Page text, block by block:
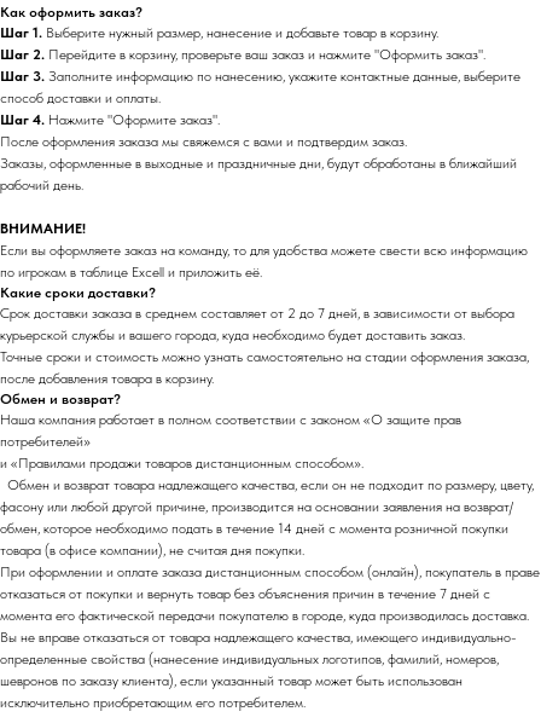
Как оформить заказ?
Шаг 1. Выберите нужный размер, нанесение и добавьте товар в корзину.
Шаг 2. Перейдите в корзину, проверьте ваш заказ и нажмите "Оформить заказ".
Шаг 3. Заполните информацию по нанесению, укажите контактные данные, выберите
способ доставки и оплаты.
Шаг 4. Нажмите "Оформите заказ".
После оформления заказа мы свяжемся с вами и подтвердим заказ.
Заказы, оформленные в выходные и праздничные дни, будут обработаны в ближайший
рабочий день.
ВНИМАНИЕ!
Если вы оформляете заказ на команду, то для удобства можете свести всю информацию
по игрокам в таблице Excell и приложить её.
Какие сроки доставки?
Срок доставки заказа в среднем составляет от 2 до 7 дней, в зависимости от выбора
курьерской службы и вашего города, куда необходимо будет доставить заказ.
Точные сроки и стоимость можно узнать самостоятельно на стадии оформления заказа,
после добавления товара в корзину.
Обмен и возврат?
Наша компания работает в полном соответствии с законом «О защите прав
потребителей»
и «Правилами продажи товаров дистанционным способом».
Обмен и возврат товара надлежащего качества, если он не подходит по размеру, цвету,
фасону или любой другой причине, производится на основании заявления на возврат/
обмен, которое необходимо подать в течение 14 дней с момента розничной покупки
товара (в офисе компании), не считая дня покупки.
При оформлении и оплате заказа дистанционным способом (онлайн), покупатель в праве
отказаться от покупки и вернуть товар без объяснения причин в течение 7 дней с
момента его фактической передачи покупателю в городе, куда производилась доставка.
Вы не вправе отказаться от товара надлежащего качества, имеющего индивидуально-
определенные свойства (нанесение индивидуальных логотипов, фамилий, номеров,
шевронов по заказу клиента), если указанный товар может быть использован
исключительно приобретающим его потребителем.